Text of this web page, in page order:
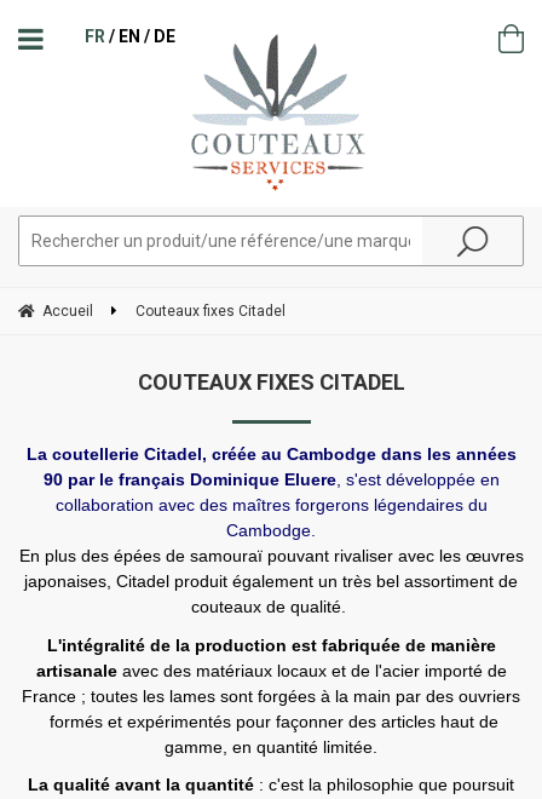
FR EN DE
Accueil Couteaux fixes Citadel
COUTEAUX FIXES CITADEL
La coutellerie Citadel, créée au Cambodge dans les années
90 par le français Dominique Eluere, s'est développée en
collaboration avec des maîtres forgerons légendaires du
Cambodge.
En plus des épées de samouraï pouvant rivaliser avec les œuvres
japonaises, Citadel produit également un très bel assortiment de
couteaux de qualité.
L'intégralité de la production est fabriquée de manière
artisanaleavec des matériaux locaux et de l'acier importé de
France ; toutes les lames sont forgées à la main par des ouvriers
formés et expérimentés pour façonner des articles haut de
gamme, en quantité limitée.
La qualité avant la quantité : c'est la philosophie que poursuit